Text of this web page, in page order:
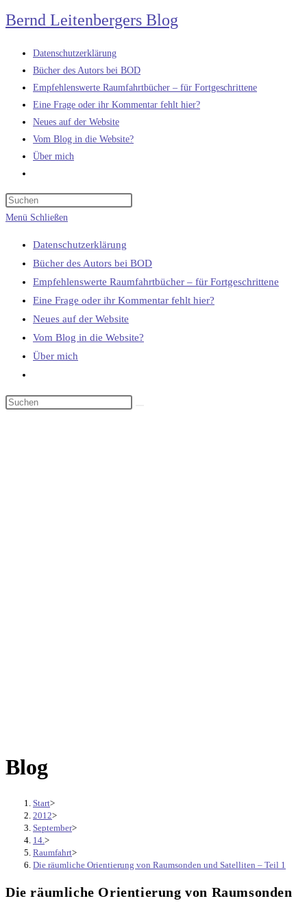
Zum
Inhalt
springen
Bernd Leitenbergers Blog
Datenschutzerklärung
Bücher des Autors bei BOD
Empfehlenswerte Raumfahrtbücher – für Fortgeschrittene
Eine Frage oder ihr Kommentar fehlt hier?
Neues auf der Website
Vom Blog in die Website?
Über mich
umschalten
Menü Schließen
Datenschutzerklärung
Bücher des Autors bei BOD
Empfehlenswerte Raumfahrtbücher – für Fortgeschrittene
Eine Frage oder ihr Kommentar fehlt hier?
Neues auf der Website
Vom Blog in die Website?
Über mich
umschalten
Blog
Start>
2012>
September>
14. >
Raumfahrt>
Die räumliche Orientierung von Raumsonden und Satelliten – Teil 1
Die räumliche Orientierung von Raumsonden